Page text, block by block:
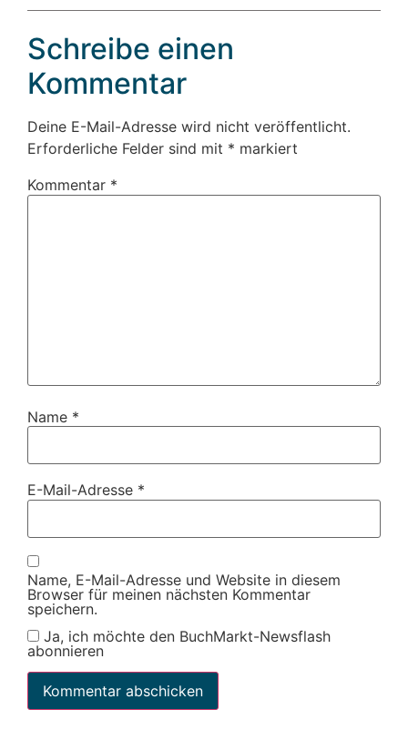
Schreibe einen
Kommentar
Deine E-Mail-Adresse wird nicht veröffentlicht.
Erforderliche Felder sind mit * markiert
Kommentar *
Name *
E-Mail-Adresse *
Name, E-Mail-Adresse und Website in diesem
Browser für meinen nächsten Kommentar
speichern.
Ja, ich möchte den BuchMarkt-Newsflash
abonnieren